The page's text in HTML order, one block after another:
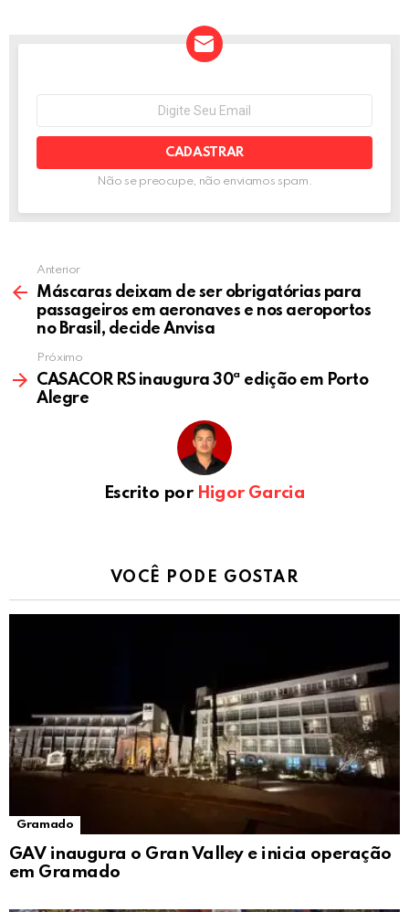
o
k
er
ke
dI
p
p
NEWSLETTER
mail:
Não se preocupe, não enviamos spam.
Anterior
Máscaras deixam de ser obrigatórias para
passageiros em aeronaves e nos aeroportos
no Brasil, decide Anvisa
Próximo
CASACOR RS inaugura 30ª edição em Porto
Alegre
Escrito por Higor Garcia
VOCÊ PODE GOSTAR
Gramado
GAV inaugura o Gran Valley e inicia operação
em Gramado